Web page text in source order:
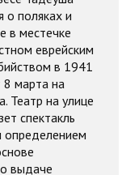
о поляках и
в местечке
еврейским
в 1941
8 марта на
Театр на улице
спектакль
определением
выдаче